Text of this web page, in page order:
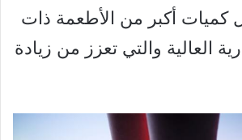
كميات أكبر من الأطعمة ذات
العالية والتي تعزز من زيادة